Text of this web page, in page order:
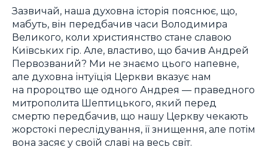
Зазвичай, наша духовна історія пояснює, що,
мабуть, він передбачив часи Володимира
Великого, коли християнство стане славою
Київських гір. Але, властиво, що бачив Андрей
Первозваний? Ми не знаємо цього напевне,
але духовна інтуїція Церкви вказує нам
на пророцтво ще одного Андрея — праведного
митрополита Шептицького, який перед
смертю передбачив, що нашу Церкву чекають
жорстокі переслідування, її знищення, але потім
вона засяє у своїй славі на весь світ.